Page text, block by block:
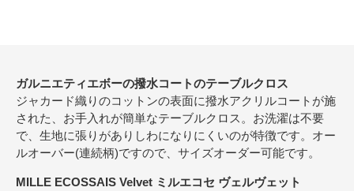
ガルニエティエボーの撥水コートのテーブルクロス
ジャカード織りのコットンの表面に撥水アクリルコートが施
された、お手入れが簡単なテーブルクロス。お洗濯は不要
で、生地に張りがありしわになりにくいのが特徴です。オー
ルオーバー(連続柄)ですので、サイズオーダー可能です。
MILLE ECOSSAIS Velvet ミルエコセ ヴェルヴェット